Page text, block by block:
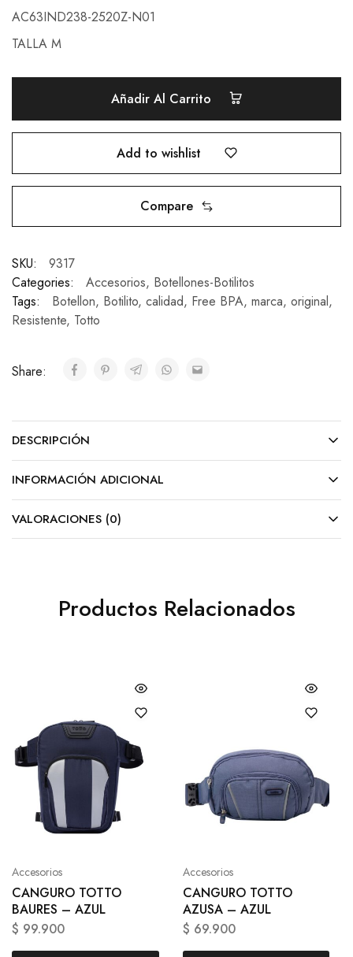
AC63IND238-2520Z-N01
TALLA M
Añadir Al Carrito
Add to wishlist
Compare
SKU:
9317
Categories:
Accesorios, Botellones-Botilitos
Tags:
Botellon, Botilito, calidad, Free BPA, marca, original,
Resistente, Totto
Share:
DESCRIPCIÓN
INFORMACIÓN ADICIONAL
VALORACIONES (0)
Productos Relacionados
Accesorios
CANGURO TOTTO
BAURES – AZUL
$ 99.900
Accesorios
CANGURO TOTTO
AZUSA – AZUL
$ 69.900